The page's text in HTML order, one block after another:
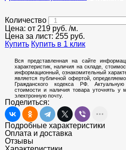
Количество
Цена: от 219 руб. /м.
Цена за лист: 255 руб.
Купить Купить в 1 клик
Вся представленная на сайте
характеристик, наличия на складе,
информационный, ознакомительный
является публичной офертой,
Гражданского кодекса РФ.
стоимости и наличия товара уточнять у
электронную почту.
Поделиться:
Подробные характеристики
Оплата и доставка
Отзывы